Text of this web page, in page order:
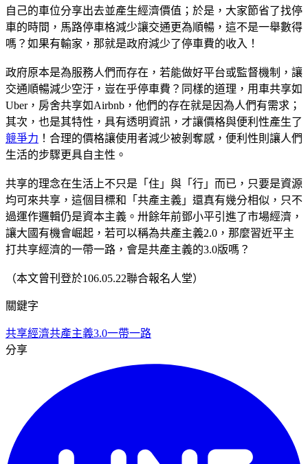
自己的車位分享出去並產生經濟價值；於是，大家節省了找停
車的時間，馬路停車格減少讓交通更為順暢，這不是一舉數得
嗎？如果有輸家，那就是政府減少了停車費的收入！
政府原本是為服務人們而存在，若能做好平台或監督機制，讓
交通順暢減少空汙，豈在乎停車費？同樣的道理，用車共享如
Uber，房舍共享如Airbnb，他們的存在就是因為人們有需求；
其次，也是其特性，具有透明資訊，才讓價格與便利性產生了
競爭力 ！合理的價格讓使用者減少被剝奪感，便利性則讓人們
生活的步驟更具自主性。
共享的理念在生活上不只是「住」與「行」而已，只要是資源
均可來共享，這個目標和「共產主義」還真有幾分相似，只不
過運作邏輯仍是資本主義。卅餘年前鄧小平引進了市場經濟，
讓大國有機會崛起，若可以稱為共產主義2.0，那麼習近平主
打共享經濟的一帶一路，會是共產主義的3.0版嗎？
（本文曾刊登於106.05.22聯合報名人堂）
關鍵字
共享經濟共產主義3.0一帶一路
分享